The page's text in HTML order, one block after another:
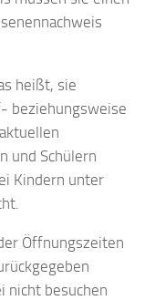
heißt, sie
beziehungsweise
und Schülern
Kindern unter
Öffnungszeiten
nicht besuchen